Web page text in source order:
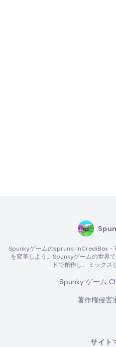
Spunkyゲームのsprunki InCrediBox -
を変革しよう。Spunkyゲームの世界
ドで創作し、ミックス
Spunky ゲーム
著作権侵害
サイト